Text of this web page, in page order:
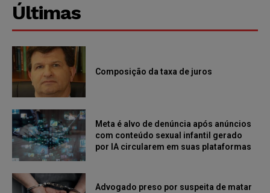
Últimas
Composição da taxa de juros
Meta é alvo de denúncia após anúncios
com conteúdo sexual infantil gerado
por IA circularem em suas plataformas
Advogado preso por suspeita de matar